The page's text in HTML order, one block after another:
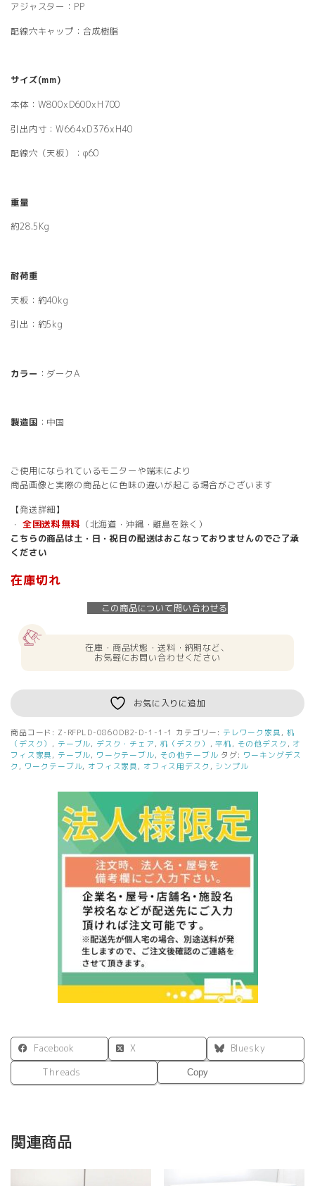
アジャスター：PP
配線穴キャップ：合成樹脂
サイズ(mm)
本体：W800xD600xH700
引出内寸：W664xD376xH40
配線穴（天板）：φ60
重量
約28.5Kg
耐荷重
天板：約40kg
引出：約5kg
カラー ：ダークA
製造国 ：中国
ご使用になられているモニターや端末により
商品画像と実際の商品とに色味の違いが起こる場合がございます
【発送詳細】
・ 全国送料無料 （北海道・沖縄・離島を除く）
こちらの商品は土・日・祝日の配送はおこなっておりませんのでご了承
ください
在庫切れ
この商品について問い合わせる
在庫・商品状態・送料・納期など、
お気軽にお問い合わせください
お気に入りに追加
商品コード: Z-RFPLD-0860DB2-D-1-1-1 カテゴリー: テレワーク家具 , 机
（デスク） , テーブル, デスク・チェア , 机（デスク） ,平机 , その他デスク , オ
フィス家具 , テーブル, ワークテーブル, その他テーブル タグ: ワーキングデス
ク , ワークテーブル, オフィス家具 , オフィス用デスク , シンプル
Facebook X
Bluesky
Threads
Copy
関連商品